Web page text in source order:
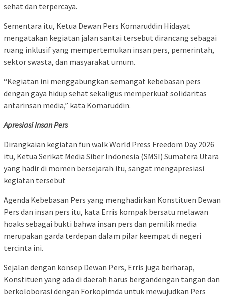
sehat dan terpercaya.
Sementara itu, Ketua Dewan Pers Komaruddin Hidayat
mengatakan kegiatan jalan santai tersebut dirancang sebagai
ruang inklusif yang mempertemukan insan pers, pemerintah,
sektor swasta, dan masyarakat umum.
“Kegiatan ini menggabungkan semangat kebebasan pers
dengan gaya hidup sehat sekaligus memperkuat solidaritas
antarinsan media,” kata Komaruddin.
Apresiasi Insan Pers
Dirangkaian kegiatan fun walk World Press Freedom Day 2026
itu, Ketua Serikat Media Siber Indonesia (SMSI) Sumatera Utara
yang hadir di momen bersejarah itu, sangat mengapresiasi
kegiatan tersebut
Agenda Kebebasan Pers yang menghadirkan Konstituen Dewan
Pers dan insan pers itu, kata Erris kompak bersatu melawan
hoaks sebagai bukti bahwa insan pers dan pemilik media
merupakan garda terdepan dalam pilar keempat di negeri
tercinta ini.
Sejalan dengan konsep Dewan Pers, Erris juga berharap,
Konstituen yang ada di daerah harus bergandengan tangan dan
berkoloborasi dengan Forkopimda untuk mewujudkan Pers